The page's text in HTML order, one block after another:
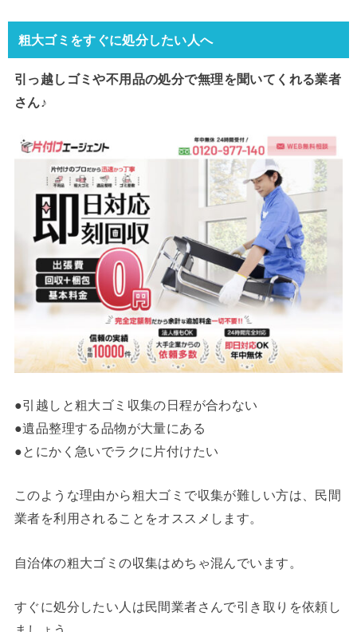
粗大ゴミをすぐに処分したい人へ
引っ越しゴミや不用品の処分で無理を聞いてくれる業者
さん♪
●引越しと粗大ゴミ収集の日程が合わない
●遺品整理する品物が大量にある
●とにかく急いでラクに片付けたい
このような理由から粗大ゴミで収集が難しい方は、民間
業者を利用されることをオススメします。
自治体の粗大ゴミの収集はめちゃ混んでいます。
すぐに処分したい人は民間業者さんで引き取りを依頼し